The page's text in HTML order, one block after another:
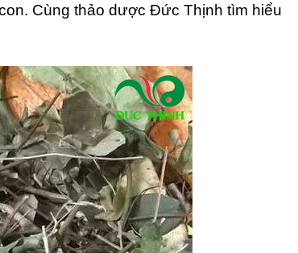
Cùng thảo dược Đức Thịnh tìm hiểu